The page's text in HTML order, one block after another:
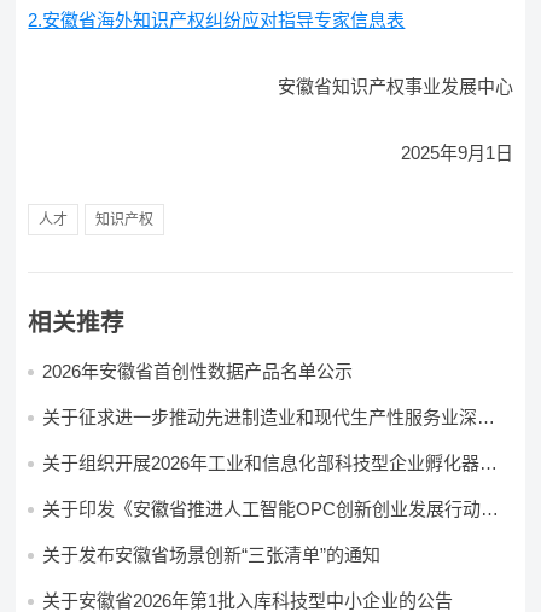
2.安徽省海外知识产权纠纷应对指导专家信息表
安徽省知识产权事业发展中心
2025年9月1日
人才 知识产权
相关推荐
2026年安徽省首创性数据产品名单公示
关于征求进一步推动先进制造业和现代生产性服务业深度
关于组织开展2026年工业和信息化部科技型企业孵化器申
关于印发《安徽省推进人工智能OPC创新创业发展行动方
关于发布安徽省场景创新“三张清单”的通知
关于安徽省2026年第1批入库科技型中小企业的公告